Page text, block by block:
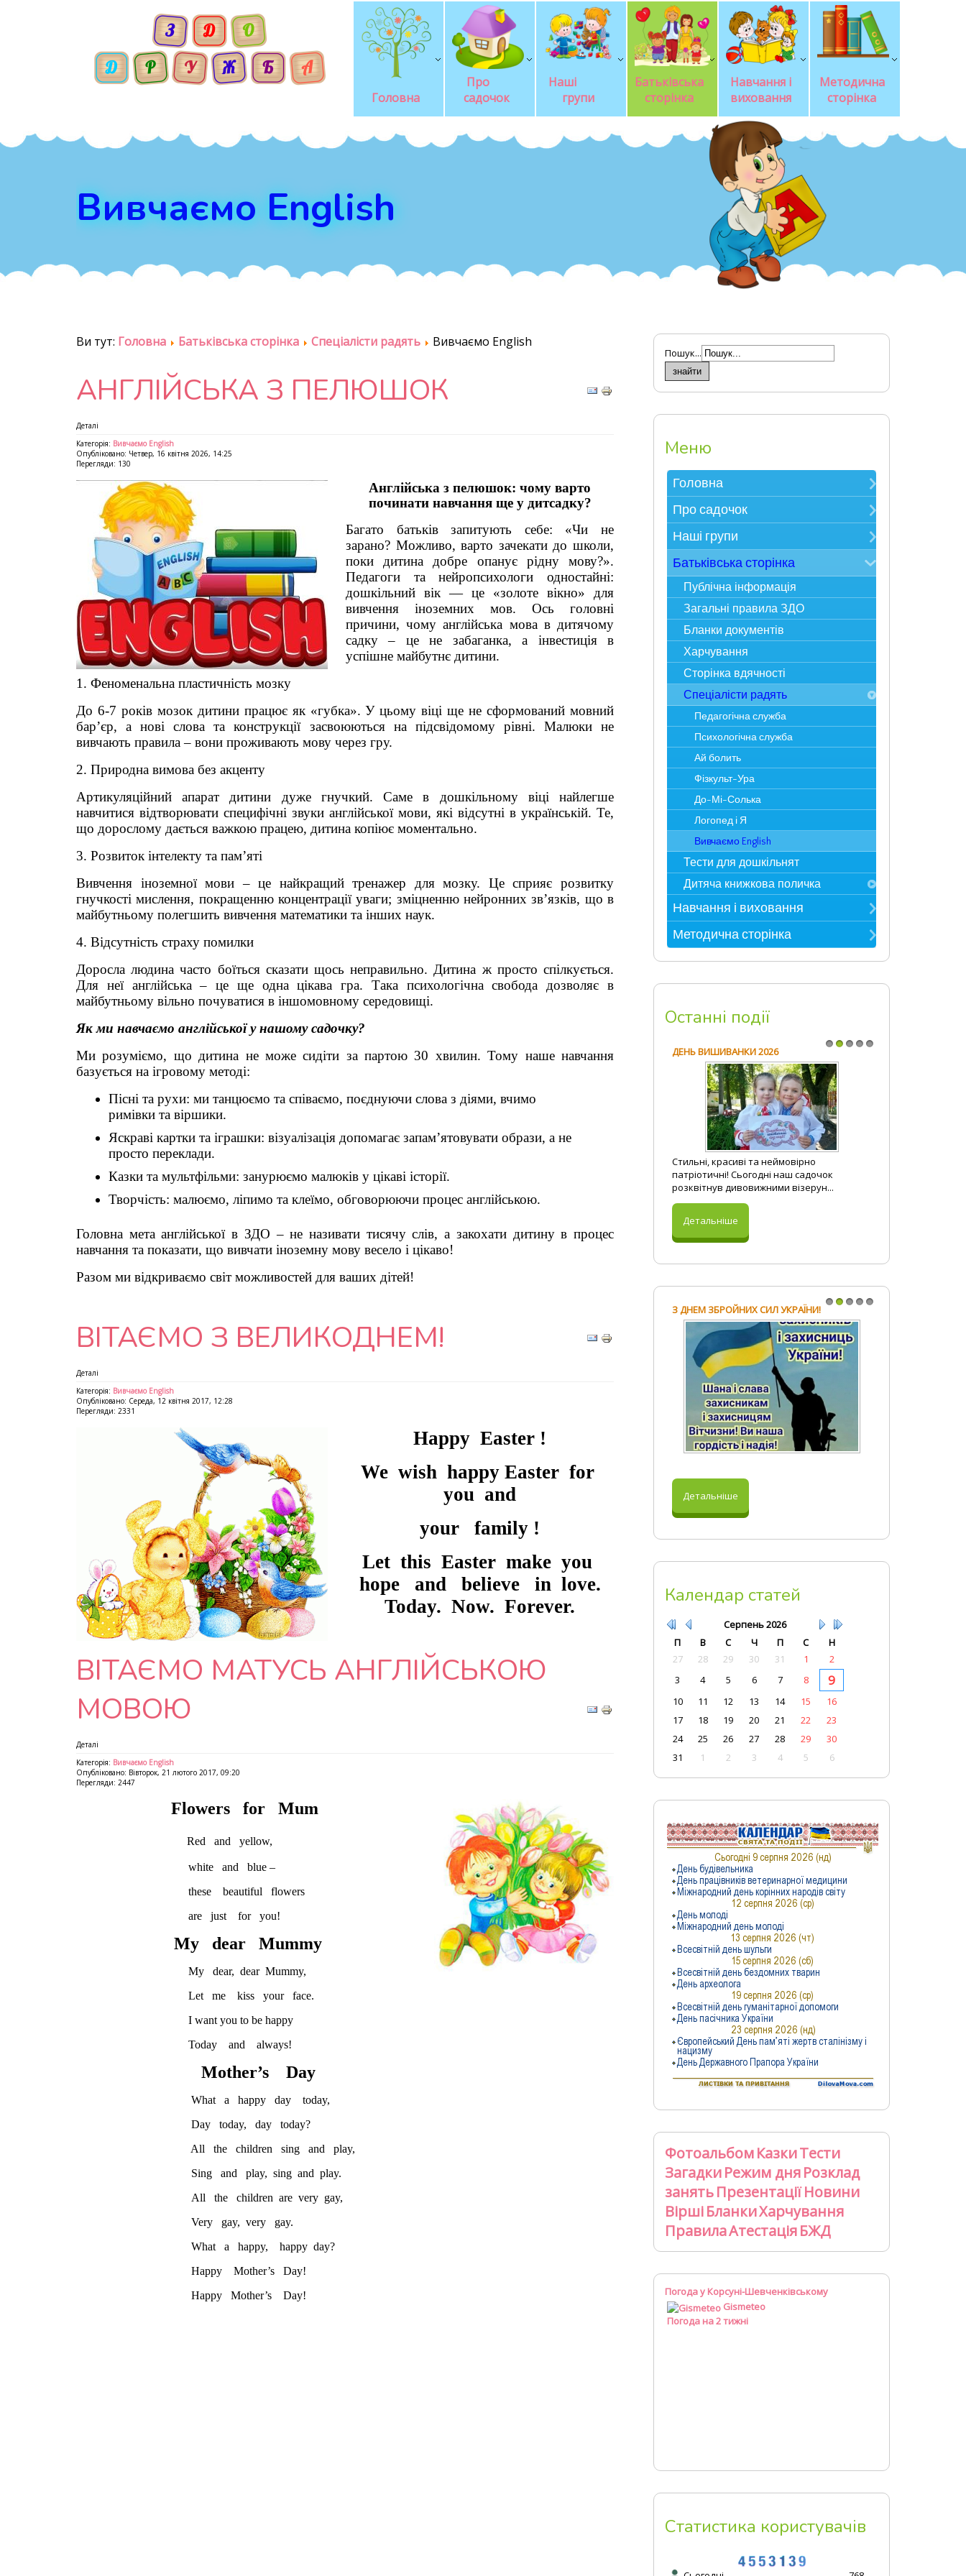
Головна
Про
садочок
Наші
групи
Батьківська
сторінка
Навчання і
виховання
Методична
сторінка
Вивчаємо English
Ви тут: Головна Батьківська сторінка Спеціалісти радять Вивчаємо English
АНГЛІЙСЬКА З ПЕЛЮШОК
Деталі
Категорія: Вивчаємо English
Опубліковано: Четвер, 16 квітня 2026, 14:25
Перегляди: 130
Англійська з пелюшок: чому варто
починати навчання ще у дитсадку?
​Багато батьків запитують себе: «Чи не
зарано? Можливо, варто зачекати до школи,
поки дитина добре опанує рідну мову?».
Педагоги та нейропсихологи одностайні:
дошкільний вік — це «золоте вікно» для
вивчення іноземних мов. Ось головні
причини, чому англійська мова в дитячому
садку – це не забаганка, а інвестиція в
успішне майбутнє дитини.
​1. Феноменальна пластичність мозку
​До 6-7 років мозок дитини працює як «губка». У цьому віці ще не сформований мовний
бар’єр, а нові слова та конструкції засвоюються на підсвідомому рівні. Малюки не
вивчають правила – вони проживають мову через гру.
​2. Природна вимова без акценту
​Артикуляційний апарат дитини дуже гнучкий. Саме в дошкільному віці найлегше
навчитися відтворювати специфічні звуки англійської мови, які відсутні в українській. Те,
що дорослому дається важкою працею, дитина копіює моментально.
​3. Розвиток інтелекту та пам’яті
​Вивчення іноземної мови – це найкращий тренажер для мозку. Це сприяє розвитку
гнучкості мислення, покращенню концентрації уваги; зміцненню нейронних зв’язків, що в
майбутньому полегшить вивчення математики та інших наук.
​4. Відсутність страху помилки
​Доросла людина часто боїться сказати щось неправильно. Дитина ж просто спілкується.
Для неї англійська – це ще одна цікава гра. Така психологічна свобода дозволяє в
майбутньому вільно почуватися в іншомовному середовищі.
Як ми навчаємо англійської у нашому садочку?
​Ми розуміємо, що дитина не може сидіти за партою 30 хвилин. Тому наше навчання
базується на ігровому методі:
​Пісні та рухи: ми танцюємо та співаємо, поєднуючи слова з діями, вчимо
римівки та віршики.
​Яскраві картки та іграшки: візуалізація допомагає запам’ятовувати образи, а не
просто переклади.
​Казки та мультфільми: занурюємо малюків у цікаві історії.
​Творчість: малюємо, ліпимо та клеїмо, обговорюючи процес англійською.
Головна мета англійської в ЗДО – не називати тисячу слів, а закохати дитину в процес
навчання та показати, що вивчати іноземну мову весело і цікаво!
​Разом ми відкриваємо світ можливостей для ваших дітей!
ВІТАЄМО З ВЕЛИКОДНЕМ!
Деталі
Категорія: Вивчаємо English
Опубліковано: Середа, 12 квітня 2017, 12:28
Перегляди: 2331
Happy Easter !
We wish happy Easter for
you and
your family !
Let this Easter make you
hope and believe in love.
Today. Now. Forever.
ВІТАЄМО МАТУСЬ АНГЛІЙСЬКОЮ
МОВОЮ
Деталі
Категорія: Вивчаємо English
Опубліковано: Вівторок, 21 лютого 2017, 09:20
Перегляди: 2447
Flowers for Mum
Red and yellow,
white and blue –
these beautiful flowers
are just for you!
My dear Mummy
My dear, dear Mummy,
Let me kiss your face.
I want you to be happy
Today and always!
Mother’s Day
What a happy day today,
Day today, day today?
All the children sing and play,
Sing and play, sing and play.
All the children are very gay,
Very gay, very gay.
What a happy, happy day?
Happy Mother’s Day!
Happy Mother’s Day!
Пошук...
Меню
Головна
Зверніть увагу
Електронна реєстрація в ЗДО
Карта сайту
Про садочок
Контакти
Про нас
Фотоекскурсія
Адміністрація
Спеціалісти
Наше життя
Статті у ЗМІ
Досягнення і нагороди
Наші групи
Мудрійки
Розумники
Всезнайки
Несумуйки
Пустунчики
Фантазерики
Цікавинки
Батьківська сторінка
Публічна інформація
Загальні правила ЗДО
Бланки документів
Харчування
Сторінка вдячності
Спеціалісти радять
Педагогічна служба
Психологічна служба
Ай болить
Фізкульт-Ура
До-Мі-Солька
Логопед і Я
Вивчаємо English
Тести для дошкільнят
Дитяча книжкова поличка
Казки
Прислів`я та приказки
Навчання і виховання
Режим дня
Правове виховання
Методична сторінка
Метод. рекомендації
Все для атестації
Презентації
Розробки занять
Останні події
ДЕНЬ ВИШИВАНКИ 2026
Стильні, красиві та неймовірно
патріотичні! Сьогодні наш садочок
розквітнув дивовижними візерун...
Детальніше
З ДНЕМ ЗБРОЙНИХ СИЛ УКРАЇНИ!
Детальніше
Календар статей
Серпень2026
П
В С Ч П С
Н
27
28 29 30 31 1
2
3
4 5 6 7 8 9
10 11 12 13 14 15
16
17
18 19 20 21 22
23
24
25 26 27 28 29
30
31
1 2 3 4 5 6
ФотоальбомКазкиТести
ЗагадкиРежим дняРозклад
занятьПрезентаціїНовини
ВіршіБланкиХарчування
ПравилаАтестаціяБЖД
Погода у Корсуні-Шевченківському
Gismeteo
Погода на 2 тижні
Статистика користувачів